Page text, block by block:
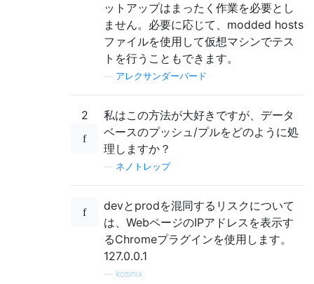
ットアップはまったく作業を必要とし
ません。必要に応じて、modded hosts
ファイルを使用して仮想マシンでテス
トを行うこともできます。
アレクサンダーバード
2
私はこの方法が大好きですが、データ
ベースのプッシュ/プルをどのように処
理しますか？
ネノトレップ
devとprodを混同するリスクについて
は、WebページのIPアドレスを表示す
るChromeプラグインを使用します。
127.0.0.1
kosinix